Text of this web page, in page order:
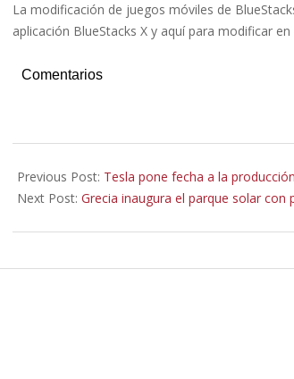
La modificación de juegos móviles de
aplicación BlueStacks X y aquí para modificar en
Comentarios
04-
10
Previous Post: Tesla pone fecha a la
Next Post: Grecia inaugura el parque solar con